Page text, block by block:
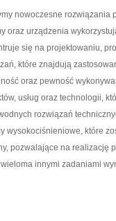
nowoczesne rozwiązania
oraz urządzenia
się na projektowaniu,
które znajdują
oraz pewność
usług oraz technologii,
rozwiązań
wysokociśnieniowe, które
pozwalające na realizację
innymi zadaniami